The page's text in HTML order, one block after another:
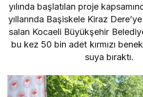
yılında başlatılan proje
yıllarında Başiskele Kiraz
salan Kocaeli Büyükşehir
bu kez 50 bin adet kırmızı
suya bıraktı.